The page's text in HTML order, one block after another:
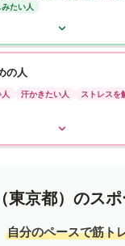
たい人
の人
汗かきたい人 ストレスを
東京都）のス
自分のペースで筋ト